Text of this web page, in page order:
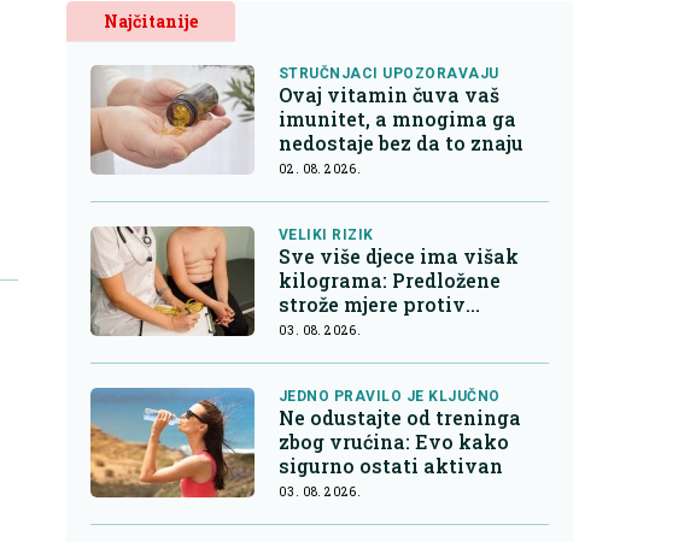
Najčitanije
STRUČNJACI UPOZORAVAJU
Ovaj vitamin čuva vaš
imunitet, a mnogima ga
nedostaje bez da to znaju
02. 08. 2026.
VELIKI RIZIK
Sve više djece ima višak
kilograma: Predložene
strože mjere protiv
nezdrave hrane
03. 08. 2026.
JEDNO PRAVILO JE KLJUČNO
Ne odustajte od treninga
zbog vrućina: Evo kako
sigurno ostati aktivan
03. 08. 2026.